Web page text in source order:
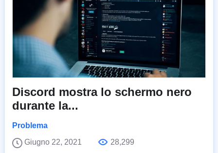
Discord mostra lo schermo nero
durante la...
Problema
Giugno 22, 2021
28,299